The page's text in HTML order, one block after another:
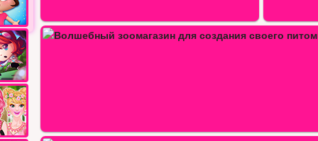
Зоомагазин котят и щенков